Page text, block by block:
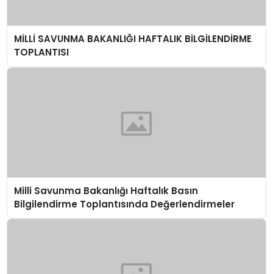
MİLLİ SAVUNMA BAKANLIĞI HAFTALIK BİLGİLENDİRME
TOPLANTISI
Milli Savunma Bakanlığı Haftalık Basın
Bilgilendirme Toplantısında Değerlendirmeler